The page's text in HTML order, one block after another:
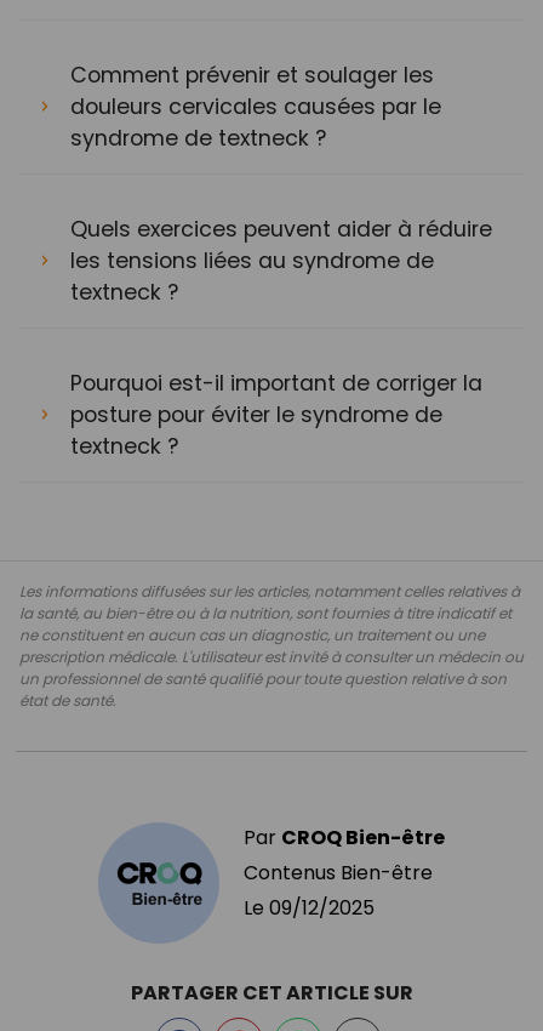
Comment prévenir et soulager les
douleurs cervicales causées par le
syndrome de textneck ?
Quels exercices peuvent aider à réduire
les tensions liées au syndrome de
textneck ?
Pourquoi est-il important de corriger la
posture pour éviter le syndrome de
textneck ?
Les informations diffusées sur les articles, notamment celles relatives à
la santé, au bien-être ou à la nutrition, sont fournies à titre indicatif et
ne constituent en aucun cas un diagnostic, un traitement ou une
prescription médicale. L'utilisateur est invité à consulter un médecin ou
un professionnel de santé qualifié pour toute question relative à son
état de santé.
Par CROQ Bien-être
Contenus Bien-être
Le 09/12/2025
PARTAGER CET ARTICLE SUR